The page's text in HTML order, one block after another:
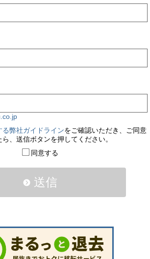
弊社ガイドラインをご確認いただき、ご同意
、送信ボタンを押してください。
同意する
送信